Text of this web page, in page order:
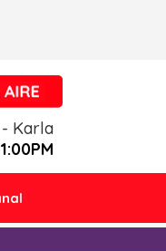
- Karla